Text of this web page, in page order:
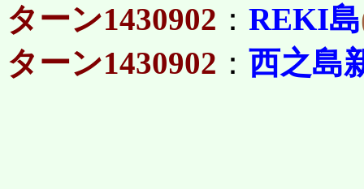
ターン1430902 ： REKI島
ターン1430902 ： 西之島